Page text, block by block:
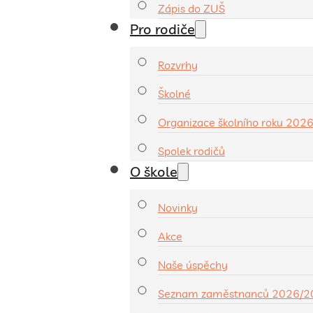
Zápis do ZUŠ
Pro rodiče
Rozvrhy
Školné
Organizace školního roku
Spolek rodičů
O škole
Novinky
Akce
Naše úspěchy
Seznam zaměstnanců 2026/